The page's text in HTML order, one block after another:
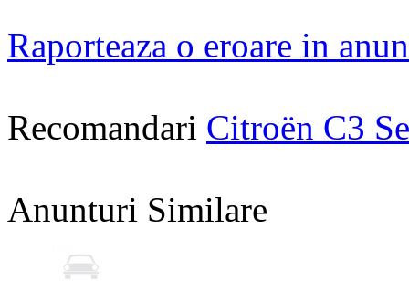
Raporteaza o eroare in
Recomandari Citroën C3
Anunturi Similare